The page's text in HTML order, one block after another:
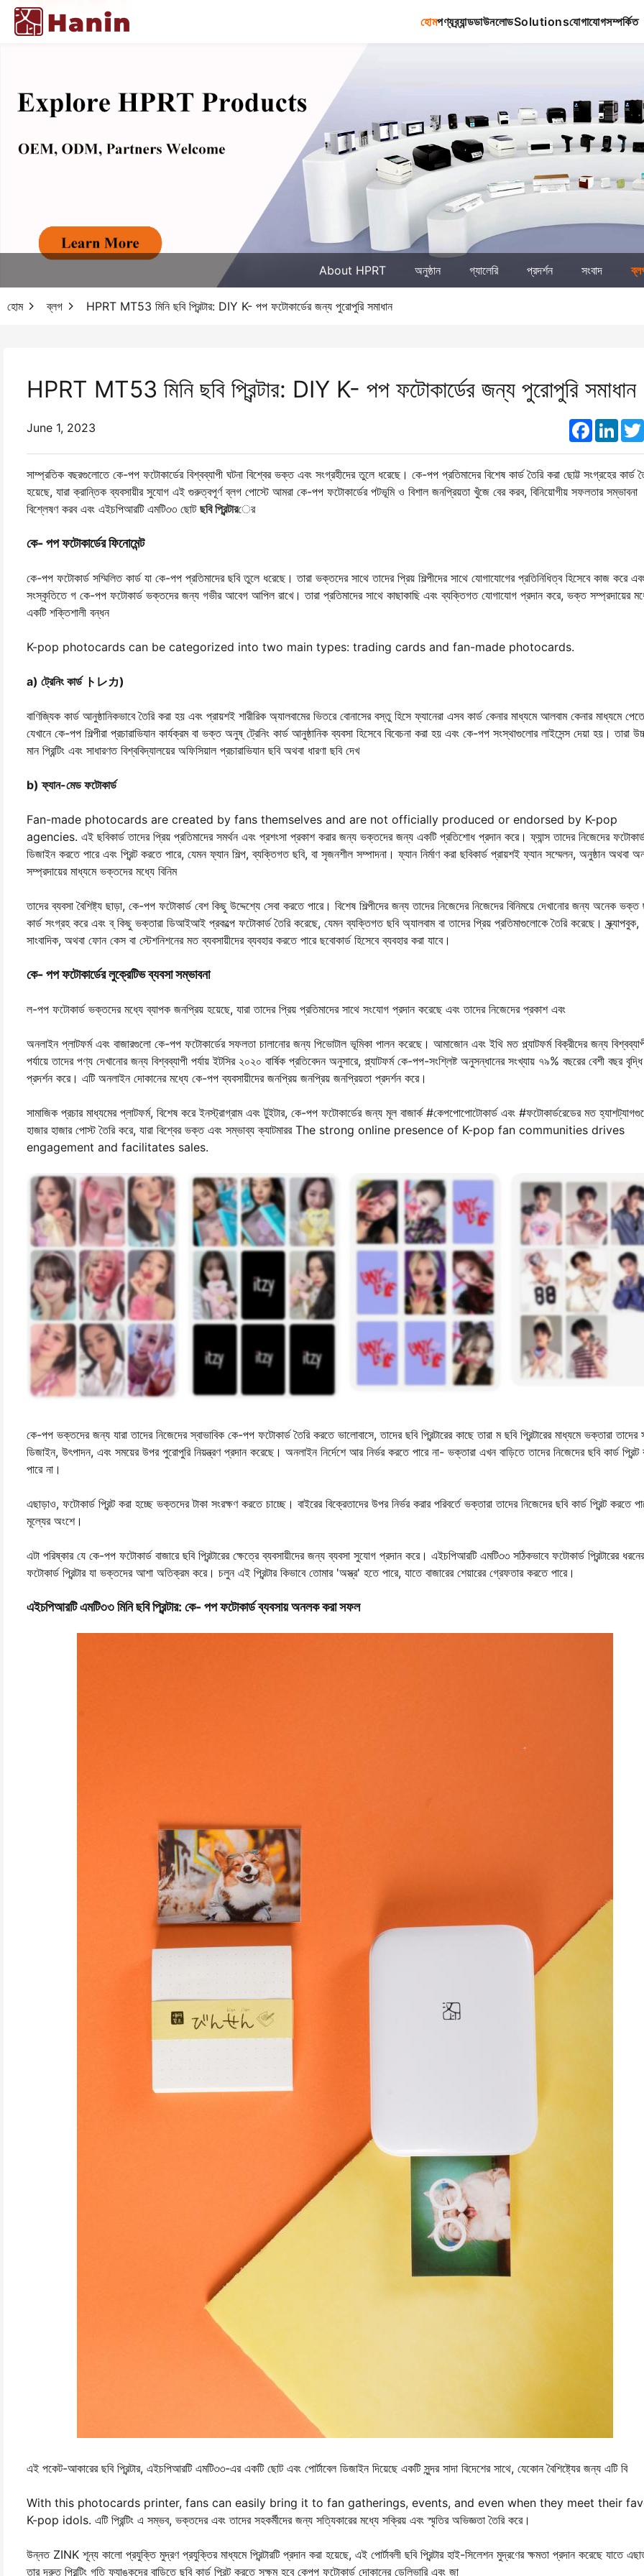
হোমপণ্যব্র্যান্ডডাউনলোডSolutionsযোগাযোগসম্পর্কিত
About HPRT অনুষ্ঠান গ্যালেরি প্রদর্শন সংবাদ
হোম ব্লগ HPRT MT53 মিনি ছবি প্রিন্টার: DIY K- পপ ফটোকার্ডের জন্য পুরোপুরি সমাধান
HPRT MT53 মিনি ছবি প্রিন্টার: DIY K- পপ ফটোকার্ডের জন্য পুরোপুরি সমাধান
June 1, 2023
সাম্প্রতিক বছরগুলোতে কে-পপ ফটোকার্ডের বিশ্বব্যাপী ঘটনা বিশ্বের ভক্ত এবং সংগ্রহীদের তুলে ধরেছে। কে-পপ প্রতিমাদের বিশেষ কার্ড তৈরি করা ছোট্ট সংগ্রহের কার্ড
হয়েছে, যারা ক্রান্তিক ব্যবসায়ীর সুযোগ এই গুরুত্বপূর্ণ ব্লগ পোস্টে আমরা কে-পপ ফটোকার্ডের পটভূমি ও বিশাল জনপ্রিয়তা খুঁজে বের করব, বিনিয়োগীয় সফলতার সম্ভাবনা
বিশ্লেষণ করব এবং এইচপিআরটি এমটি৩৩ ছোট ছবি প্রিন্টারের
কে- পপ ফটোকার্ডের ফিনোমেন্ট
কে-পপ ফটোকার্ড সম্মিলিত কার্ড যা কে-পপ প্রতিমাদের ছবি তুলে ধরেছে। তারা ভক্তদের সাথে তাদের প্রিয় শিল্পীদের সাথে যোগাযোগের প্রতিনিধিত্ব হিসেবে কাজ করে
সংস্কৃতিতে গ কে-পপ ফটোকার্ড ভক্তদের জন্য গভীর আবেগ আপিল রাখে। তারা প্রতিমাদের সাথে কাছাকাছি এবং ব্যক্তিগত যোগাযোগ প্রদান করে, ভক্ত সম্প্রদায়ের
একটি শক্তিশালী বন্ধন
K-pop photocards can be categorized into two main types: trading cards and fan-made photocards.
a) ট্রেনিং কার্ড トレカ)
বাণিজ্যিক কার্ড আনুষ্ঠানিকভাবে তৈরি করা হয় এবং প্রায়শই শারীরিক অ্যালবামের ভিতরে বোনাসের বস্তু হিসে ফ্যানেরা এসব কার্ড কেনার মাধ্যমে আলবাম কেনার মাধ্যমে
যেখানে কে-পপ শিল্পীরা প্রচারাভিযান কার্যক্রম বা ভক্ত অনুষ্ ট্রেনিং কার্ড আনুষ্ঠানিক ব্যবসা হিসেবে বিবেচনা করা হয় এবং কে-পপ সংস্থাগুলোর লাইসেন্স দেয়া হয়। তারা
মান প্রিন্টিং এবং সাধারণত বিশ্ববিদ্যালয়ের অফিসিয়াল প্রচারাভিযান ছবি অথবা ধারণা ছবি দেখ
b) ফ্যান-মেড ফটোকার্ড
Fan-made photocards are created by fans themselves and are not officially produced or endorsed by K-pop
agencies. এই ছবিকার্ড তাদের প্রিয় প্রতিমাদের সমর্থন এবং প্রশংসা প্রকাশ করার জন্য ভক্তদের জন্য একটি প্রতিশোধ প্রদান করে। ফ্যান্স তাদের নিজেদের
ডিজাইন করতে পারে এবং প্রিন্ট করতে পারে, যেমন ফ্যান শিল্প, ব্যক্তিগত ছবি, বা সৃজনশীল সম্পাদনা। ফ্যান নির্মাণ করা ছবিকার্ড প্রায়শই ফ্যান সম্মেলন, অনুষ্ঠান অথবা
সম্প্রদায়ের মাধ্যমে ভক্তদের মধ্যে বিনিম
তাদের ব্যবসা বৈশিষ্ট্য ছাড়া, কে-পপ ফটোকার্ড বেশ কিছু উদ্দেশ্যে সেবা করতে পারে। বিশেষ শিল্পীদের জন্য তাদের নিজেদের নিজেদের বিনিময়ে দেখানোর জন্য অনেক ভক্ত
কার্ড সংগ্রহ করে এবং ব্ কিছু ভক্তারা ডিআইআই প্রকল্পে ফটোকার্ড তৈরি করেছে, যেমন ব্যক্তিগত ছবি অ্যালবাম বা তাদের প্রিয় প্রতিমাগুলোকে তৈরি করেছে। স্ক্র্যাপবুক,
সাংবাদিক, অথবা ফোন কেস বা স্টেশনিশনের মত ব্যবসায়ীদের ব্যবহার করতে পারে ছবোকার্ড হিসেবে ব্যবহার করা যাবে।
কে- পপ ফটোকার্ডের লুক্রেটিভ ব্যবসা সম্ভাবনা
ল-পপ ফটোকার্ড ভক্তদের মধ্যে ব্যাপক জনপ্রিয় হয়েছে, যারা তাদের প্রিয় প্রতিমাদের সাথে সংযোগ প্রদান করেছে এবং তাদের নিজেদের প্রকাশ এবং
অনলাইন প্লাটফর্ম এবং বাজারগুলো কে-পপ ফটোকার্ডের সফলতা চালানোর জন্য পিভোটাল ভূমিকা পালন করেছে। আমাজোন এবং ইথি মত প্ল্যাটফর্ম বিক্রীদের জন্য
পর্যায়ে তাদের পণ্য দেখানোর জন্য বিশ্বব্যাপী পর্যায় ইটসির ২০২০ বার্ষিক প্রতিবেদন অনুসারে, প্ল্যাটফর্ম কে-পপ-সংশ্লিষ্ট অনুসন্ধানের সংখ্যায় ৭৯% বছরের বেশী বছর বৃদ্ধি
প্রদর্শন করে। এটি অনলাইন দোকানের মধ্যে কে-পপ ব্যবসায়ীদের জনপ্রিয় জনপ্রিয় জনপ্রিয়তা প্রদর্শন করে।
সামাজিক প্রচার মাধ্যমের প্লাটফর্ম, বিশেষ করে ইনস্ট্রাগ্রাম এবং টুইটার, কে-পপ ফটোকার্ডের জন্য মূল বাজার্ক #কেপপোপোটোকার্ড এবং #ফটোকার্ডরেডের মত
হাজার হাজার পোস্ট তৈরি করে, যারা বিশ্বের ভক্ত এবং সম্ভাব্য ক্যাটমারর The strong online presence of K-pop fan communities drives
engagement and facilitates sales.
কে-পপ ভক্তদের জন্য যারা তাদের নিজেদের স্বাভাবিক কে-পপ ফটোকার্ড তৈরি করতে ভালোবাসে, তাদের ছবি প্রিন্টারের কাছে তারা ম ছবি প্রিন্টারের মাধ্যমে ভক্তারা তাদের
ডিজাইন, উৎপাদন, এবং সময়ের উপর পুরোপুরি নিয়ন্ত্রণ প্রদান করেছে। অনলাইন নির্দেশে আর নির্ভর করতে পারে না- ভক্তারা এখন বাড়িতে তাদের নিজেদের ছবি কার্ড
পারে না।
এছাড়াও, ফটোকার্ড প্রিন্ট করা হচ্ছে ভক্তদের টাকা সংরক্ষণ করতে চাচ্ছে। বাইরের বিক্রেতাদের উপর নির্ভর করার পরিবর্তে ভক্তারা তাদের নিজেদের ছবি কার্ড প্রিন্ট করতে
মূল্যের অংশে।
এটা পরিষ্কার যে কে-পপ ফটোকার্ড বাজারে ছবি প্রিন্টারের ক্ষেত্রে ব্যবসায়ীদের জন্য ব্যবসা সুযোগ প্রদান করে। এইচপিআরটি এমটি৩৩ সঠিকভাবে ফটোকার্ড প্রিন্টারের ধরনের
ফটোকার্ড প্রিন্টার যা ভক্তদের আশা অতিক্রম করে। চলুন এই প্রিন্টার কিভাবে তোমার 'অস্ত্র' হতে পারে, যাতে বাজারের শেয়ারের গ্রেফতার করতে পারে।
এইচপিআরটি এমটি৩৩ মিনি ছবি প্রিন্টার: কে- পপ ফটোকার্ড ব্যবসায় অনলক করা সফল
এই পকেট-আকারের ছবি প্রিন্টার, এইচপিআরটি এমটি৩৩-এর একটি ছোট এবং পোর্টাবেল ডিজাইন দিয়েছে একটি সুন্দর সাদা বিদেশের সাথে, যেকোন বৈশিষ্ট্যের জন্য এটি বি
With this photocards printer, fans can easily bring it to fan gatherings, events, and even when they meet their
K-pop idols. এটি প্রিন্টিং এ সম্ভব, ভক্তদের এবং তাদের সহকর্মীদের জন্য সত্যিকারের মধ্যে সক্রিয় এবং স্মৃতির অভিজ্ঞতা তৈরি করে।
উন্নত ZINK শূন্য কালো প্রযুক্তি মুদ্রণ প্রযুক্তির মাধ্যমে প্রিন্টারটি প্রদান করা হয়েছে, এই পোর্টাবলী ছবি প্রিন্টার হাই-সিলেশন মুদ্রণের ক্ষমতা প্রদান করেছে যাতে
তার দ্রুত প্রিন্টিং গতি ফ্যাঙ্কদের বাড়িতে ছবি কার্ড প্রিন্ট করতে সক্ষম হবে কেপপ ফটোকার্ড দোকানের ডেলিভারি এবং জা